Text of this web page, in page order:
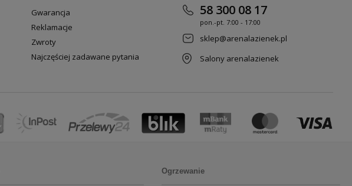
Gwarancja
Reklamacje
Zwroty
Najczęściej zadawane pytania
58 300 08 17
pon.-pt. 7:00 - 17:00
sklep@arenalazienek.pl
Salony arenalazienek
Ogrzewanie